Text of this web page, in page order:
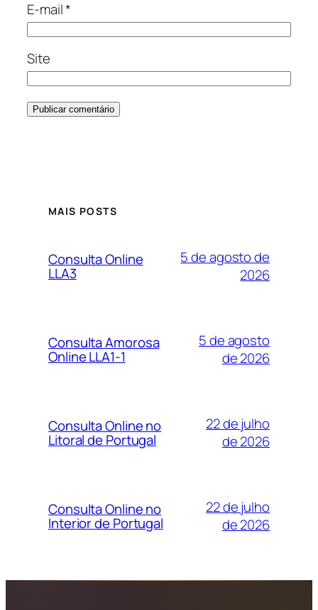
E-mail*
Site
MAIS POSTS
Consulta Online
LLA3
5 de agosto de
2026
Consulta Amorosa
Online LLA1-1
5 de agosto
de 2026
Consulta Online no
Litoral de Portugal
22 de julho
de 2026
Consulta Online no
Interior de Portugal
22 de julho
de 2026